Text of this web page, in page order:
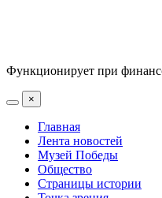
Функционирует при
×
Главная
Лента новостей
Музей Победы
Общество
Страницы истории